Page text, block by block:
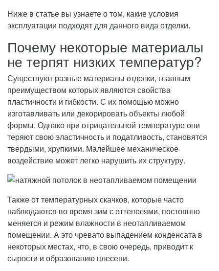
Ниже в статье вы узнаете о том, какие условия
эксплуатации подходят для данного вида отделки.
Почему некоторые материалы
не терпят низких температур?
Существуют разные материалы отделки, главным
преимуществом которых являются свойства
пластичности и гибкости. С их помощью можно
изготавливать или декорировать объекты любой
формы. Однако при отрицательной температуре они
теряют свою эластичность и податливость, становятся
твердыми, хрупкими. Малейшее механическое
воздействие может легко нарушить их структуру.
Также от температурных скачков, которые часто
наблюдаются во время зим с оттепелями, постоянно
меняется и режим влажности в неотапливаемом
помещении. А это чревато выпадением конденсата в
некоторых местах, что, в свою очередь, приводит к
сырости и образованию плесени.